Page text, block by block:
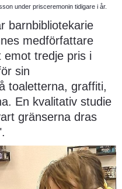
under prisceremonin tidigare i år.
barnbibliotekarie
medförfattare
emot tredje pris i
sin
toaletterna, graffiti,
En kvalitativ studie
gränserna dras